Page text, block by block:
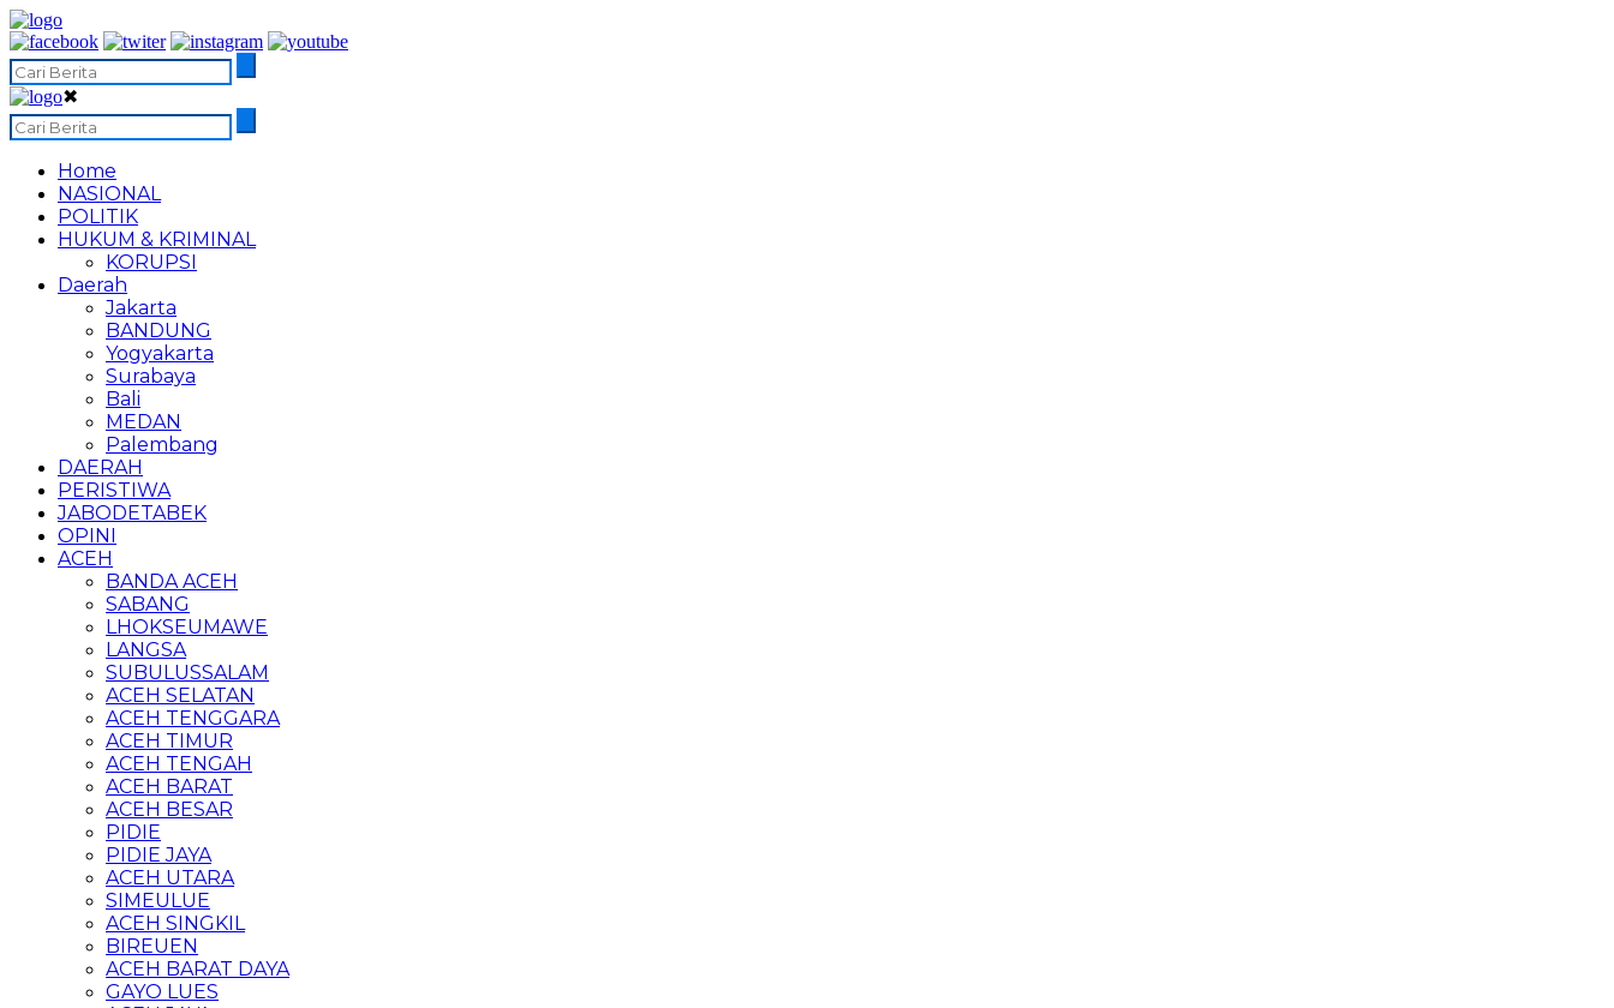
✖
Home
NASIONAL
POLITIK
HUKUM & KRIMINAL
KORUPSI
Daerah
Jakarta
BANDUNG
Yogyakarta
Surabaya
Bali
MEDAN
Palembang
DAERAH
PERISTIWA
JABODETABEK
OPINI
ACEH
BANDA ACEH
SABANG
LHOKSEUMAWE
LANGSA
SUBULUSSALAM
ACEH SELATAN
ACEH TENGGARA
ACEH TIMUR
ACEH TENGAH
ACEH BARAT
ACEH BESAR
PIDIE
PIDIE JAYA
ACEH UTARA
SIMEULUE
ACEH SINGKIL
BIREUEN
ACEH BARAT DAYA
GAYO LUES